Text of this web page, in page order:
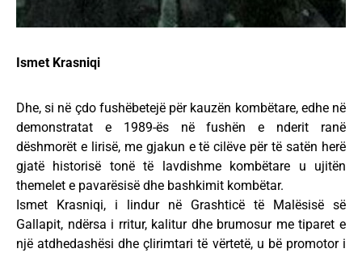
Ismet Krasniqi
Dhe, si në çdo fushëbetejë për kauzën kombëtare, edhe në
demonstratat e 1989-ës në fushën e nderit ranë
dëshmorët e lirisë, me gjakun e të cilëve për të satën herë
gjatë historisë tonë të lavdishme kombëtare u ujitën
themelet e pavarësisë dhe bashkimit kombëtar.
Ismet Krasniqi, i lindur në Grashticë të Malësisë së
Gallapit, ndërsa i rritur, kalitur dhe brumosur me tiparet e
një atdhedashësi dhe çlirimtari të vërtetë, u bë promotor i